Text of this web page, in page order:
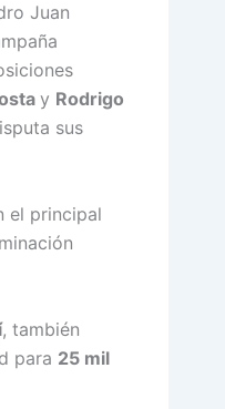
Juan
y Rodrigo
sus
el principal
, también
para 25 mil